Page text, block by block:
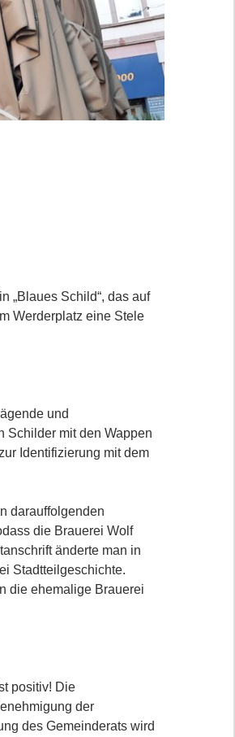
„Blaues Schild“, das auf
Werderplatz eine Stele
und
Schilder mit den Wappen
Identifizierung mit dem
darauffolgenden
die Brauerei Wolf
änderte man in
Stadtteilgeschichte.
die ehemalige Brauerei
positiv! Die
der
des Gemeinderats wird